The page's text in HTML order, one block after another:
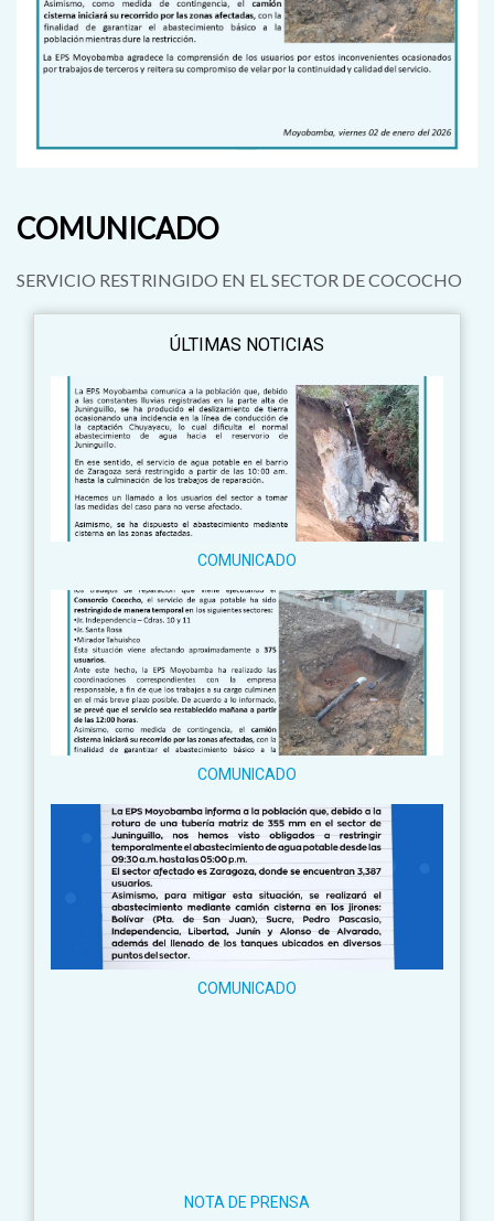
COMUNICADO
SERVICIO RESTRINGIDO EN EL SECTOR DE COCOCHO
ÚLTIMAS NOTICIAS
COMUNICADO
COMUNICADO
COMUNICADO
NOTA DE PRENSA